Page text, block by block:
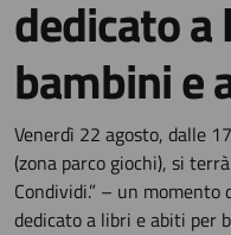
dedicato
bambini e
Dettagli
Venerdì 22 agosto, dalle
(zona parco giochi), si
Condividi.” – un
dedicato a libri e abiti per